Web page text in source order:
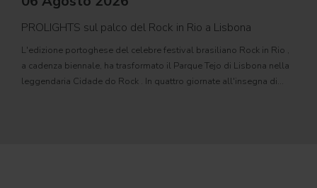
PROLIGHTS sul palco del Rock in Rio a Lisbona
L'edizione portoghese del celebre festival brasiliano Rock in Rio ,
a cadenza biennale, ha trasformato il Parque Tejo di Lisbona nella
leggendaria Cidade do Rock . In quattro giornate all'insegna di